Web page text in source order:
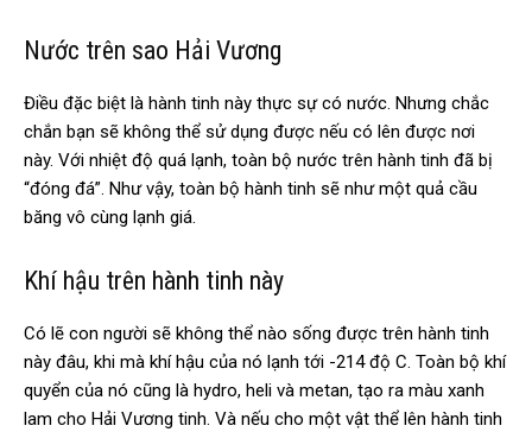
Nước trên sao Hải Vương
Điều đặc biệt là hành tinh này thực sự có nước. Nhưng chắc
chắn bạn sẽ không thể sử dụng được nếu có lên được nơi
này. Với nhiệt độ quá lạnh, toàn bộ nước trên hành tinh đã bị
“đóng đá”. Như vậy, toàn bộ hành tinh sẽ như một quả cầu
băng vô cùng lạnh giá.
Khí hậu trên hành tinh này
Có lẽ con người sẽ không thể nào sống được trên hành tinh
này đâu, khi mà khí hậu của nó lạnh tới -214 độ C. Toàn bộ khí
quyển của nó cũng là hydro, heli và metan, tạo ra màu xanh
lam cho Hải Vương tinh. Và nếu cho một vật thể lên hành tinh